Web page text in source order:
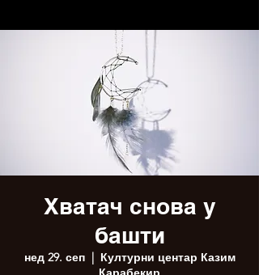
Хватач снова у
башти
нед 29. сеп
  |
Културни центар Казим